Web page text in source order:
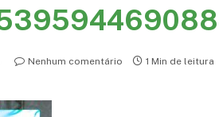
Nenhum comentário 1 Min de leitura